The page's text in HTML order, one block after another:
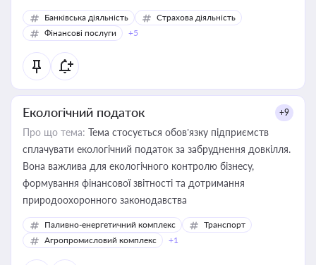
Банківська діяльність
Страхова діяльність
Фінансові послуги
+5
Екологічний податок +9
Про що тема: Тема стосується обов’язку підприємств
сплачувати екологічний податок за забруднення довкілля.
Вона важлива для екологічного контролю бізнесу,
формування фінансової звітності та дотримання
природоохоронного законодавства
Паливно-енергетичний комплекс
Транспорт
Агропромисловий комплекс
+1